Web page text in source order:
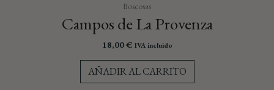
Boscosas
Campos de La Provenza
18,00€ IVA incluido
AÑADIR AL CARRITO